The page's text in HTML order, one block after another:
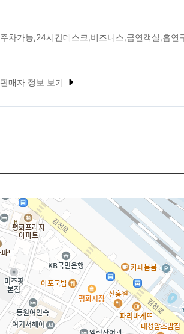
주차가능,24시간데스크,비즈니스,금연객실,흡
판매자 정보 보기